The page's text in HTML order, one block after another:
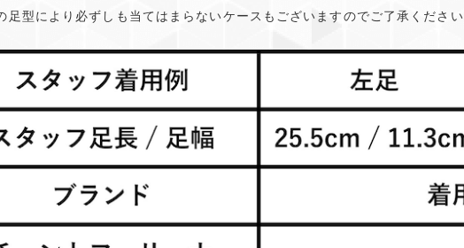
型により必ずしも当てはまらないケースもございますのでご了承ください